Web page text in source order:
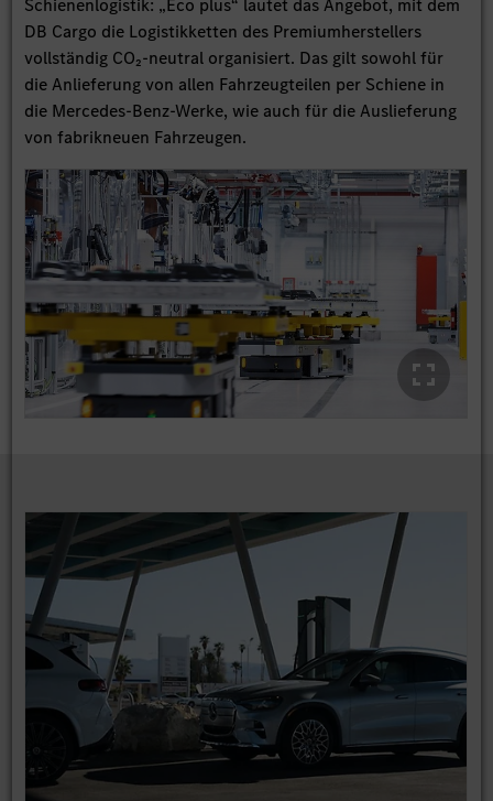
Schienenlogistik: „Eco plus“ lautet das Angebot, mit dem
DB Cargo die Logistikketten des Premiumherstellers
vollständig CO₂-neutral organisiert. Das gilt sowohl für
die Anlieferung von allen Fahrzeugteilen per Schiene in
die Mercedes-Benz-Werke, wie auch für die Auslieferung
von fabrikneuen Fahrzeugen.